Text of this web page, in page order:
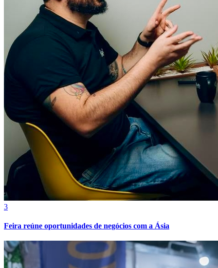
Cruzeiro
3
Feira reúne oportunidades de negócios com a Ásia